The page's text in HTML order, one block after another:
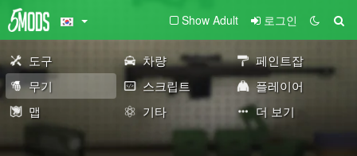
Show Adult 로그인
도구 차량
페인트잡
무기
스크립트
플레이어
맵
기타 더 보기